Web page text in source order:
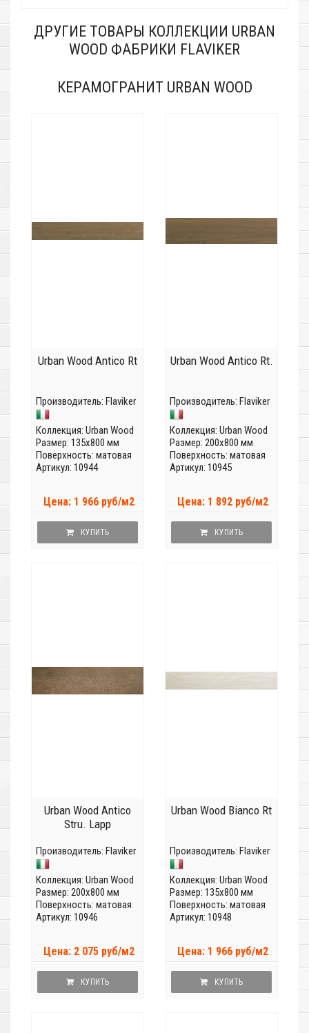
ДРУГИЕ ТОВАРЫ КОЛЛЕКЦИИ URBAN
WOOD ФАБРИКИ FLAVIKER
КЕРАМОГРАНИТ URBAN WOOD
Urban Wood Antico Rt
Производитель: Flaviker
Коллекция: Urban Wood
Размер: 135x800 мм
Поверхность: матовая
Артикул: 10944
Цена: 1 966 руб/м2
КУПИТЬ
Urban Wood Antico Rt.
Производитель: Flaviker
Коллекция: Urban Wood
Размер: 200x800 мм
Поверхность: матовая
Артикул: 10945
Цена: 1 892 руб/м2
КУПИТЬ
Urban Wood Antico
Stru. Lapp
Производитель: Flaviker
Коллекция: Urban Wood
Размер: 200x800 мм
Поверхность: матовая
Артикул: 10946
Цена: 2 075 руб/м2
КУПИТЬ
Urban Wood Bianco Rt
Производитель: Flaviker
Коллекция: Urban Wood
Размер: 135x800 мм
Поверхность: матовая
Артикул: 10948
Цена: 1 966 руб/м2
КУПИТЬ